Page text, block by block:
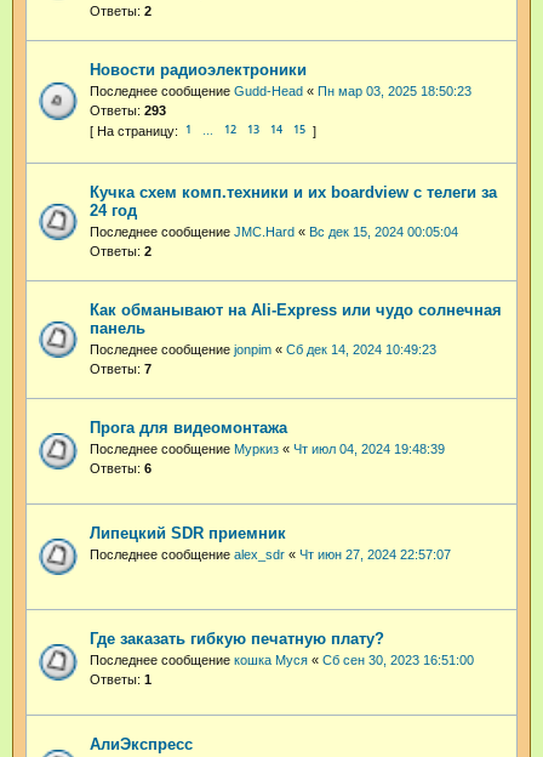
Ответы: 2
Новости радиоэлектроники
Последнее сообщение Gudd-Head « Пн мар 03, 2025 18:50:23
Ответы: 293
1 12 13 14 15
Кучка схем комп.техники и их boardview с телеги за
24 год
Последнее сообщение JMC.Hard « Вс дек 15, 2024 00:05:04
Ответы: 2
Как обманывают на Ali-Express или чудо солнечная
панель
Последнее сообщение jonpim « Сб дек 14, 2024 10:49:23
Ответы: 7
Прога для видеомонтажа
Последнее сообщение Муркиз « Чт июл 04, 2024 19:48:39
Ответы: 6
Липецкий SDR приемник
Последнее сообщение alex_sdr « Чт июн 27, 2024 22:57:07
Где заказать гибкую печатную плату?
Последнее сообщение кошка Муся « Сб сен 30, 2023 16:51:00
Ответы: 1
АлиЭкспресс